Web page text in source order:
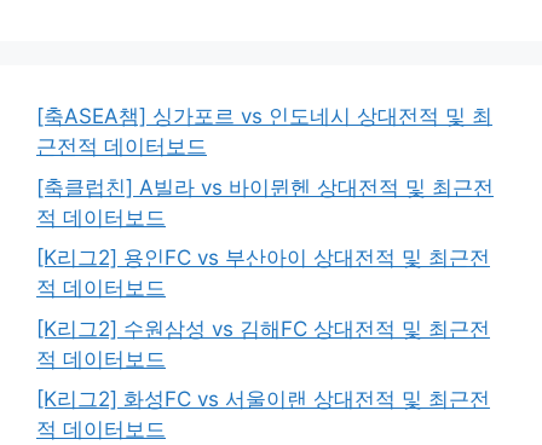
[축ASEA챔] 싱가포르 vs 인도네시 상대전적 및 최
근전적 데이터보드
[축클럽친] A빌라 vs 바이뮌헨 상대전적 및 최근전
적 데이터보드
[K리그2] 용인FC vs 부산아이 상대전적 및 최근전
적 데이터보드
[K리그2] 수원삼성 vs 김해FC 상대전적 및 최근전
적 데이터보드
[K리그2] 화성FC vs 서울이랜 상대전적 및 최근전
적 데이터보드